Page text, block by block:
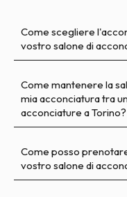
Come scegliere
vostro salone di
Come mantenere la
mia acconciatura tra
acconciature a Torino?
Come posso
vostro salone di